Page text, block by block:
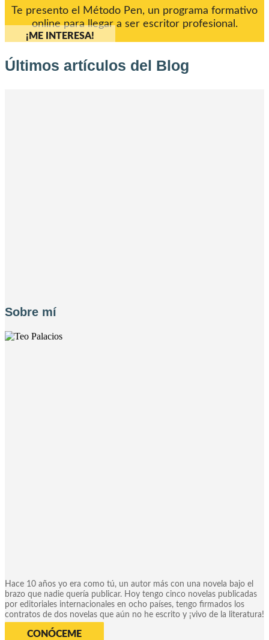
Te presento el Método Pen, un programa formativo
online para llegar a ser escritor profesional.
¡ME INTERESA!
Últimos artículos del Blog
Sobre mí
Hace 10 años yo era como tú, un autor más con una novela bajo el
brazo que nadie quería publicar. Hoy tengo cinco novelas publicadas
por editoriales internacionales en ocho países, tengo firmados los
contratos de dos novelas que aún no he escrito y ¡vivo de la literatura!
CONÓCEME